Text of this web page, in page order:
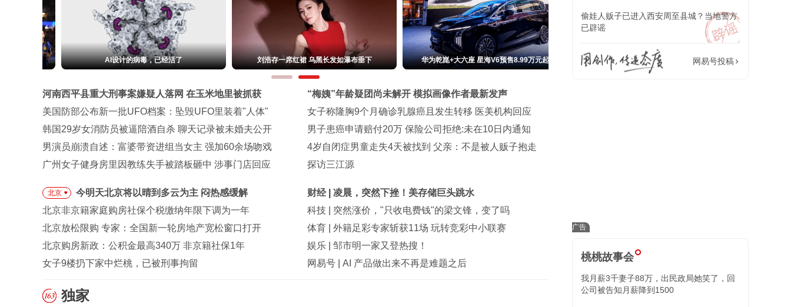
刘浩存一席红裙 乌黑长发如瀑布垂下 华为乾崑+大六座 星海V6预售8.99万元起 伊朗媒体发布“被击落美以战机残骸”画面
偷娃人贩子已进入西安周至县城？当地警方
已辟谣
网易号投稿
河南西平县重大刑事案嫌疑人落网 在玉米地里被抓获
美国防部公布新一批UFO档案：坠毁UFO里装着"人体"
韩国29岁女消防员被逼陪酒自杀 聊天记录被未婚夫公开
男演员崩溃自述：富婆带资进组当女主 强加60余场吻戏
广州女子健身房里因教练失手被踏板砸中 涉事门店回应
“梅姨”年龄疑团尚未解开 模拟画像作者最新发声
女子称隆胸9个月确诊乳腺癌且发生转移 医美机构回应
男子患癌申请赔付20万 保险公司拒绝:未在10日内通知
4岁自闭症男童走失4天被找到 父亲：不是被人贩子抱走
探访三江源
北京
今明天北京将以晴到多云为主 闷热感缓解
北京非京籍家庭购房社保个税缴纳年限下调为一年
北京放松限购 专家：全国新一轮房地产宽松窗口打开
北京购房新政：公积金最高340万 非京籍社保1年
女子9楼扔下家中烂桃，已被刑事拘留
财经
凌晨，突然下挫！美存储巨头跳水
科技
突然涨价，"只收电费钱"的梁文锋，变了吗
体育
外籍足彩专家斩获11场 玩转竞彩中小联赛
娱乐
邹市明一家又登热搜！
网易号
AI 产品做出来不再是难题之后
独家
桃桃故事会
我月薪3千妻子88万，出民政局她笑了，回 小舅子昏迷我砸80万，康复后全家失忆，再
住院我冷回三字